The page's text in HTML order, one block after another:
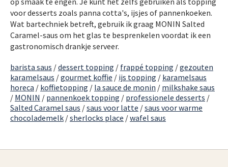
voor desserts zoals panna cotta's, ijsjes of pannenkoeken.
Wat bartechniek betreft, gebruik ik graag MONIN Salted
Caramel-saus om het glas te besprenkelen voordat ik een
gastronomisch drankje serveer.
barista saus /dessert topping / frappé topping /gezouten
karamelsaus /gourmet koffie / ijs topping / karamelsaus
horeca / koffietopping / la sauce de monin / milkshake saus
/ MONIN / pannenkoek topping / professionele desserts /
Salted Caramel saus /saus voor latte /saus voor warme
chocolademelk /sherlocks place /wafel saus